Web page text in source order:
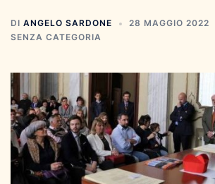
DI ANGELO SARDONE
28 MAGGIO 2022
SENZA CATEGORIA